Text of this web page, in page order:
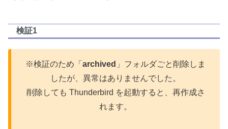
検証1
※検証のため「 archived 」フォルダごと削除しま
したが、異常はありませんでした。
削除しても Thunderbird を起動すると、再作成さ
れます。